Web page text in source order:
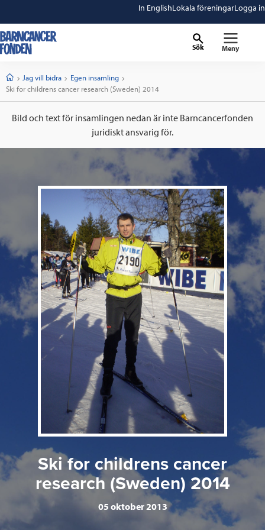
In EnglishLokala föreningarLogga in
Sök Meny
StartJag vill bidra
Egen insamling
Current:
Ski for childrens cancer research (Sweden) 2014
Bild och text för insamlingen nedan är inte Barncancerfonden
juridiskt ansvarig för.
Ski for childrens cancer
research (Sweden) 2014
05 oktober 2013